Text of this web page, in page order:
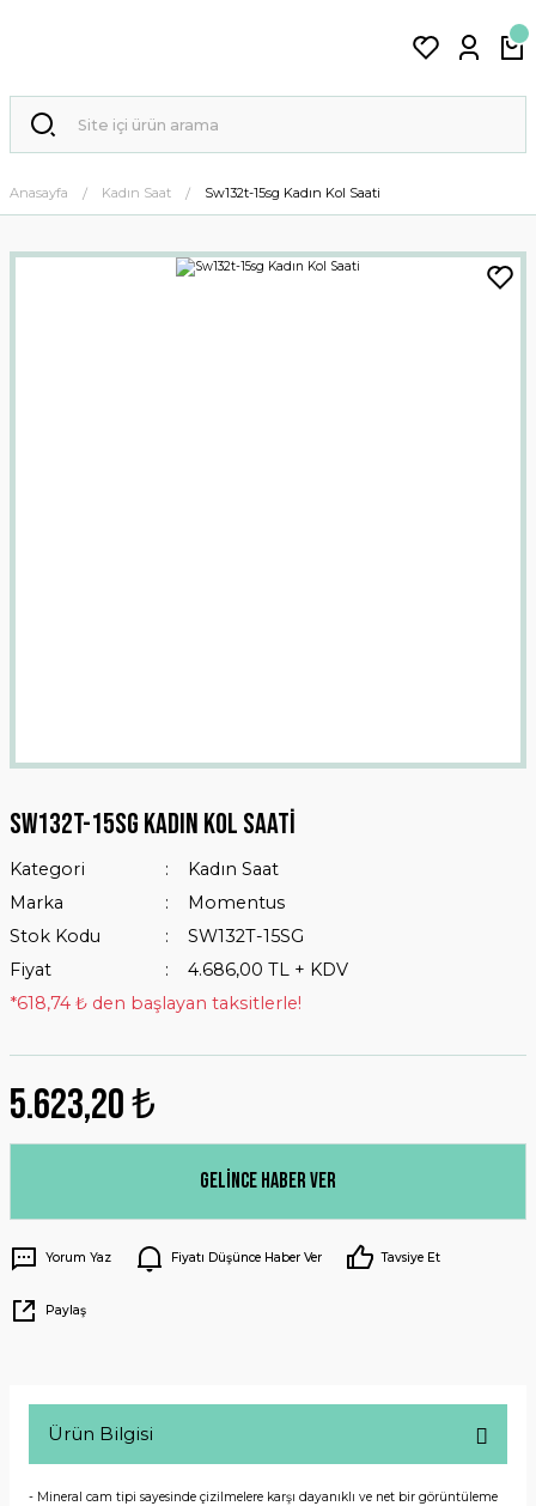
Anasayfa Kadın Saat Sw132t-15sg Kadın Kol Saati
Sw132t-15sg Kadın Kol Saati
Kategori
Kadın Saat
Marka
Momentus
Stok Kodu
SW132T-15SG
Fiyat
4.686,00 TL + KDV
*618,74 ₺ den başlayan taksitlerle!
5.623,20 ₺
Gelince Haber Ver
Yorum Yaz Fiyatı Düşünce Haber Ver Tavsiye Et
Paylaş
Ürün Bilgisi
- Mineral cam tipi sayesinde çizilmelere karşı dayanıklı ve net bir görüntüleme